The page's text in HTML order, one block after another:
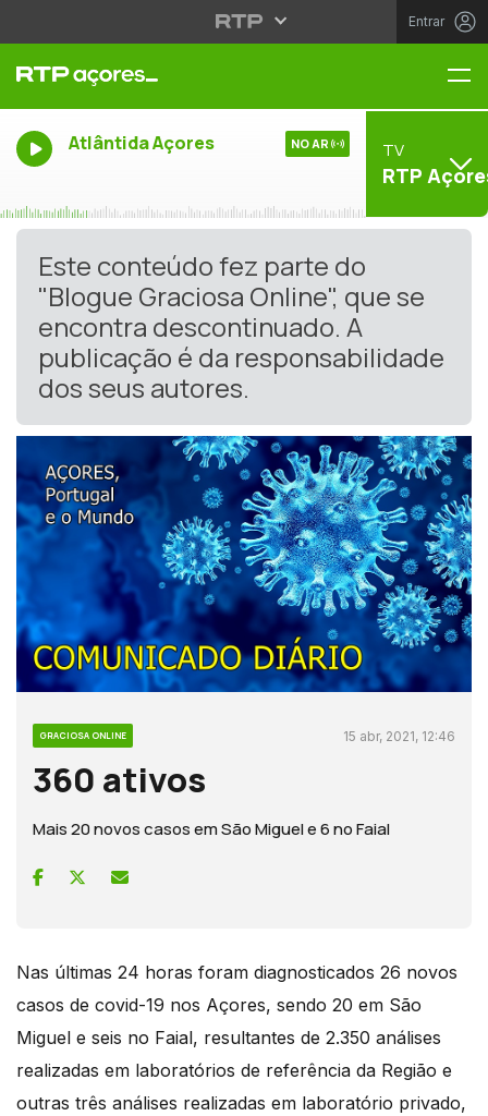
Entrar
Atlântida Açores NO AR TV
RTP
Este conteúdo fez parte do
"Blogue Graciosa Online", que se
encontra descontinuado. A
publicação é da responsabilidade
dos seus autores.
GRACIOSA ONLINE 15 abr, 2021, 12:46
360 ativos
Mais 20 novos casos em São Miguel e 6 no Faial
Nas últimas 24 horas foram diagnosticados 26 novos
casos de covid-19 nos Açores, sendo 20 em São
Miguel e seis no Faial, resultantes de 2.350 análises
realizadas em laboratórios de referência da Região e
outras três análises realizadas em laboratório privado,